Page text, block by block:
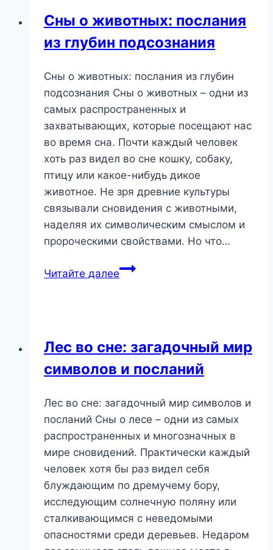
и
гармонии
Сны о животных: послания
из глубин подсознания
Сны о животных: послания из глубин
подсознания Сны о животных – одни из
самых распространенных и
захватывающих, которые посещают нас
во время сна. Почти каждый человек
хоть раз видел во сне кошку, собаку,
птицу или какое-нибудь дикое
животное. Не зря древние культуры
связывали сновидения с животными,
наделяя их символическим смыслом и
пророческими свойствами. Но что…
Читайте далееСны
глубин
подсознания
Лес во сне: загадочный мир
символов и посланий
Лес во сне: загадочный мир символов и
посланий Сны о лесе – одни из самых
распространенных и многозначных в
мире сновидений. Практически каждый
человек хотя бы раз видел себя
блуждающим по дремучему бору,
исследующим солнечную поляну или
сталкивающимся с неведомыми
опасностями среди деревьев. Недаром